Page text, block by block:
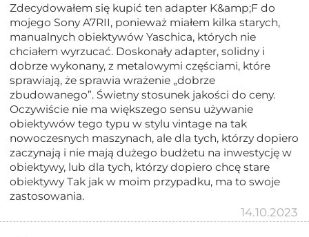
Zdecydowałem się kupić ten adapter K&amp;F do
mojego Sony A7RII, ponieważ miałem kilka starych,
manualnych obiektywów Yaschica, których nie
chciałem wyrzucać. Doskonały adapter, solidny i
dobrze wykonany, z metalowymi częściami, które
sprawiają, że sprawia wrażenie „dobrze
zbudowanego”. Świetny stosunek jakości do ceny.
Oczywiście nie ma większego sensu używanie
obiektywów tego typu w stylu vintage na tak
nowoczesnych maszynach, ale dla tych, którzy dopiero
zaczynają i nie mają dużego budżetu na inwestycję w
obiektywy, lub dla tych, którzy dopiero chcę stare
obiektywy Tak jak w moim przypadku, ma to swoje
zastosowania.
14.10.2023